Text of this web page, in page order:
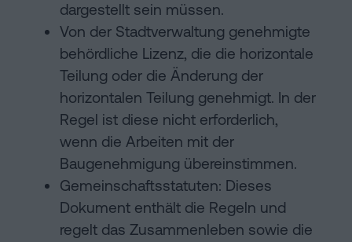
dargestellt sein müssen.
Von der Stadtverwaltung genehmigte
behördliche Lizenz, die die horizontale
Teilung oder die Änderung der
horizontalen Teilung genehmigt. In der
Regel ist diese nicht erforderlich,
wenn die Arbeiten mit der
Baugenehmigung übereinstimmen.
Gemeinschaftsstatuten: Dieses
Dokument enthält die Regeln und
regelt das Zusammenleben sowie die